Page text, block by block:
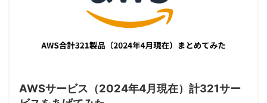
AWSサービス（2024年4月現在）計321サー